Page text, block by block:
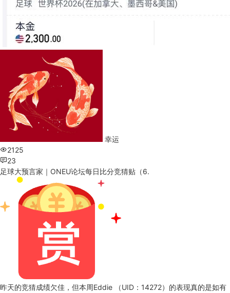
幸运
2125
23
足球大预言家｜ONEU论坛每日比分竞猜贴（6.
昨天的竞猜成绩欠佳，但本周Eddie （UID：14272）的表现真的是如有